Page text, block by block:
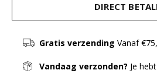
DIRECT
Gratis verzending Vanaf
Vandaag verzonden? Je